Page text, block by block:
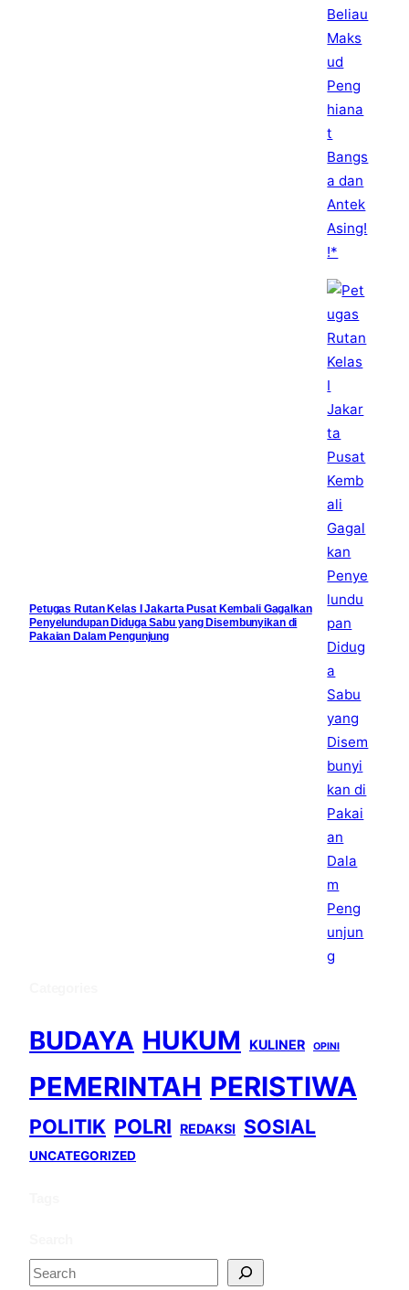
Petugas Rutan Kelas I Jakarta Pusat Kembali Gagalkan
Penyelundupan Diduga Sabu yang Disembunyikan di
Pakaian Dalam Pengunjung
BUDAYA HUKUM KULINER OPINI
PEMERINTAH PERISTIWA
POLITIK POLRI REDAKSI SOSIAL
UNCATEGORIZED
S